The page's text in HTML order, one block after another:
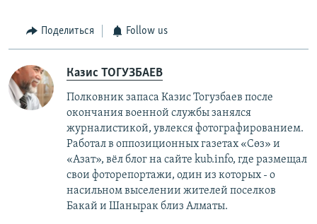
Поделиться Follow us
Казис ТОГУЗБАЕВ
Полковник запаса Казис Тогузбаев после
окончания военной службы занялся
журналистикой, увлекся фотографированием.
Работал в оппозиционных газетах «Сөз» и
«Азат», вёл блог на сайте kub.info, где размещал
свои фоторепортажи, один из которых - о
насильном выселении жителей поселков
Бакай и Шанырак близ Алматы.